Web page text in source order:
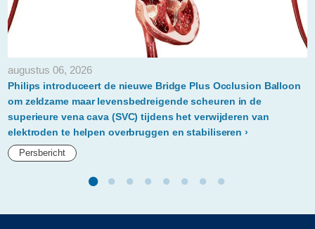
hartstichting.html
augustus 06, 2026
Philips introduceert de nieuwe Bridge Plus Occlusion Balloon
om zeldzame maar levensbedreigende scheuren in de
superieure vena cava (SVC) tijdens het verwijderen van
elektroden te helpen overbruggen en stabiliseren
Persbericht